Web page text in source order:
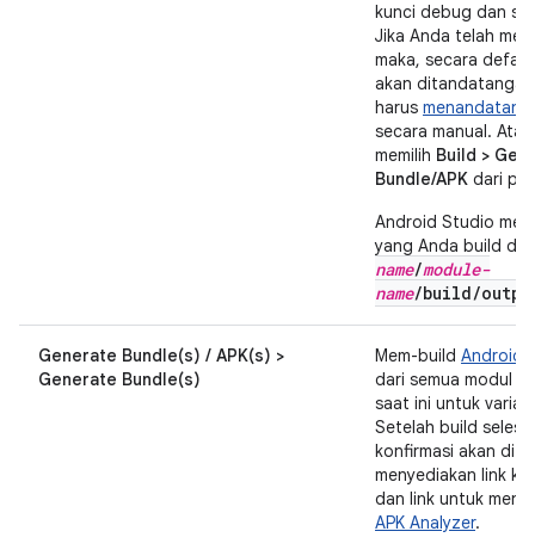
kunci debug dan
Jika Anda telah
maka, secara
akan
harus
secara manual.
memilih Build >
Bundle/APK dari
Android Studio
yang Anda build di
name/module-
name/build/
Generate Bundle(s) / APK(s) >
Generate Bundle(s)
Mem-build Android
dari semua modul
saat ini untuk
Setelah build
konfirmasi akan
menyediakan link
dan link untuk
APK Analyzer.